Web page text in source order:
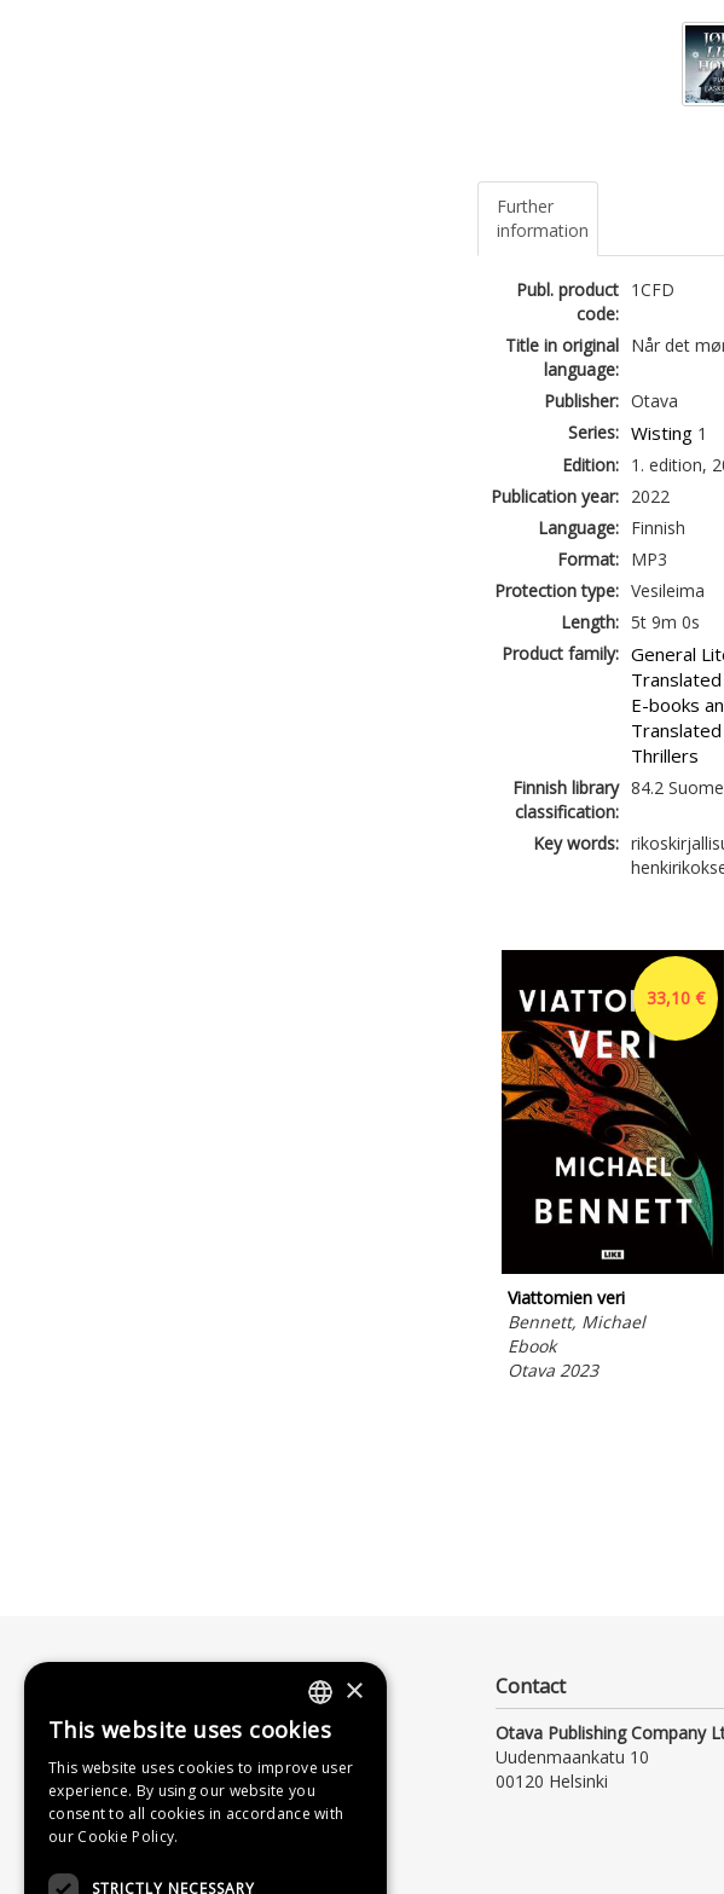
Further
information
Publ. product
code:
1CFD
Title in original
language:
Når det
Publisher: Otava
Series: Wisting1
Edition:
1. edition,
Publication year:
2022
Language:
Finnish
Format:
MP3
Protection type: Vesileima
Length: 5t 9m 0s
Product family: General
E-books
Thrillers
Finnish library
classification:
84.2
Key words:
33,10 €
Viattomien veri
Bennett, Michael
Ebook
Otava 2023
Contact
Otava Publishing Company
Uudenmaankatu 10
00120 Helsinki
FINNISH
SWEDISH
ENGLISH
×
This website uses cookies
This website uses cookies to improve user
experience. By using our website you
consent to all cookies in accordance with
our Cookie Policy.
STRICTLY NECESSARY